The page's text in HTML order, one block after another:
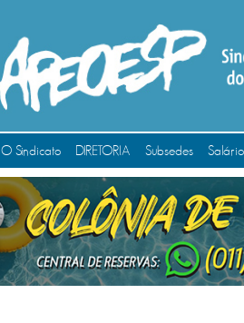
O Sindicato DIRETORIA Subsedes